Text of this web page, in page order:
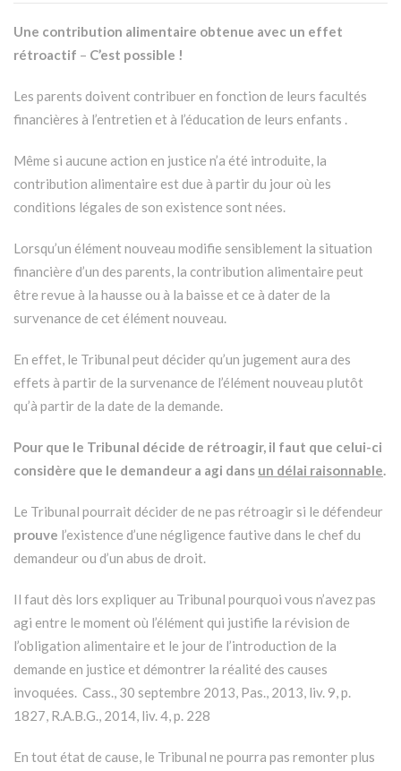
Une contribution alimentaire obtenue avec un effet
rétroactif – C’est possible !
Les parents doivent contribuer en fonction de leurs facultés
financières à l’entretien et à l’éducation de leurs enfants .
Même si aucune action en justice n’a été introduite, la
contribution alimentaire est due à partir du jour où les
conditions légales de son existence sont nées.
Lorsqu’un élément nouveau modifie sensiblement la situation
financière d’un des parents, la contribution alimentaire peut
être revue à la hausse ou à la baisse et ce à dater de la
survenance de cet élément nouveau.
En effet, le Tribunal peut décider qu’un jugement aura des
effets à partir de la survenance de l’élément nouveau plutôt
qu’à partir de la date de la demande.
Pour que le Tribunal décide de rétroagir, il faut que celui-ci
considère que le demandeur a agi dans un délai raisonnable.
Le Tribunal pourrait décider de ne pas rétroagir si le défendeur
prouve l’existence d’une négligence fautive dans le chef du
demandeur ou d’un abus de droit.
Il faut dès lors expliquer au Tribunal pourquoi vous n’avez pas
agi entre le moment où l’élément qui justifie la révision de
l’obligation alimentaire et le jour de l’introduction de la
demande en justice et démontrer la réalité des causes
invoquées. Cass., 30 septembre 2013, Pas., 2013, liv. 9, p.
1827, R.A.B.G., 2014, liv. 4, p. 228
En tout état de cause, le Tribunal ne pourra pas remonter plus